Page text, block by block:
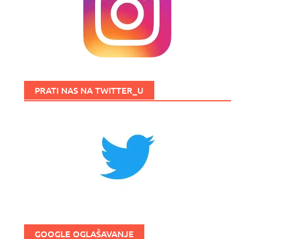
PRATI NAS NA TWITTER_U
GOOGLE OGLAŠAVANJE